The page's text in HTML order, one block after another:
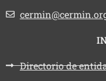
Email:
Directorio de